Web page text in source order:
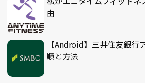
由
【Android】三井住友銀行
順と方法